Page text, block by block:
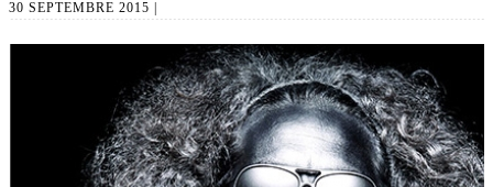
30 SEPTEMBRE 2015 |